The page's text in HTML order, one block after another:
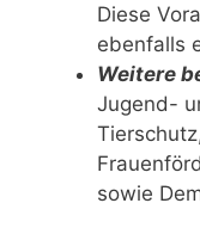
Diese
ebenfalls
Weitere
Jugend-
sowie